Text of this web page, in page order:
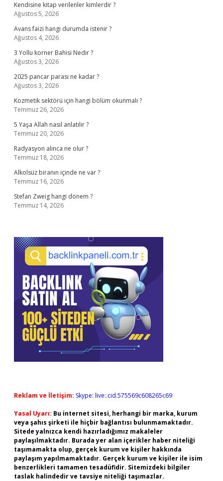
Kendisine kitap verilenler kimlerdir ?
Ağustos 5, 2026
Avans faizi hangi durumda istenir ?
Ağustos 4, 2026
3 Yollu korner Bahisi Nedir ?
Ağustos 3, 2026
2025 pancar parası ne kadar ?
Ağustos 3, 2026
Kozmetik sektörü için hangi bölüm okunmalı ?
Temmuz 26, 2026
5 Yaşa Allah nasıl anlatılır ?
Temmuz 20, 2026
Radyasyon alınca ne olur ?
Temmuz 18, 2026
Alkolsüz biranın içinde ne var ?
Temmuz 16, 2026
Stefan Zweig hangi dönem ?
Temmuz 14, 2026
Reklam ve İletişim: Skype: live:.cid.575569c608265c69
Yasal Uyarı: Bu internet sitesi, herhangi bir marka, kurum
veya şahıs şirketi ile hiçbir bağlantısı bulunmamaktadır.
Sitede yalnızca kendi hazırladığımız makaleler
paylaşılmaktadır. Burada yer alan içerikler haber niteliği
taşımamakta olup, gerçek kurum ve kişiler hakkında
paylaşım yapılmamaktadır. Gerçek kurum ve kişiler ile isim
benzerlikleri tamamen tesadüfidir. Sitemizdeki bilgiler
taslak halindedir ve tavsiye niteliği taşımazlar.